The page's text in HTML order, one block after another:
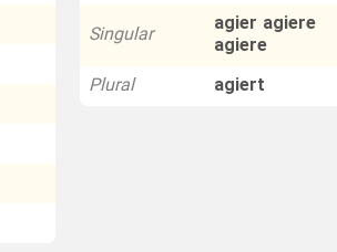
Singular
agier agiere
agiere
Plural
agiert